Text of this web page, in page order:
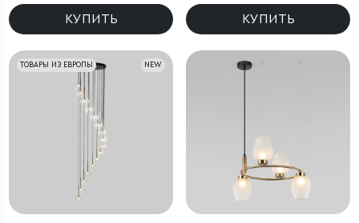
КУПИТЬ КУПИТЬ
NEW
ТОВАРЫ ИЗ ЕВРОПЫ